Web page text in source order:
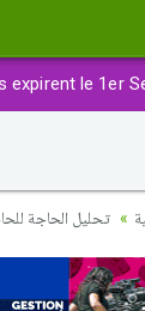
expirent le 1er
تحليل الحاجة